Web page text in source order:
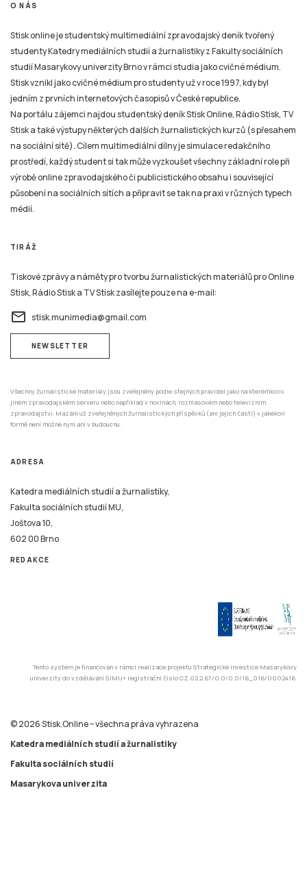
O NÁS
Stisk online je studentský multimediální zpravodajský deník tvořený
studenty Katedry mediálních studií a žurnalistiky z Fakulty sociálních
studií Masarykovy univerzity Brno v rámci studia jako cvičné médium.
Stisk vznikl jako cvičné médium pro studenty už v roce 1997, kdy byl
jedním z prvních internetových časopisů v České republice.
Na portálu zájemci najdou studentský deník Stisk Online, Rádio Stisk, TV
Stisk a také výstupy některých dalších žurnalistických kurzů (s přesahem
na sociální sítě). Cílem multimediální dílny je simulace redakčního
prostředí, každý student si tak může vyzkoušet všechny základní role při
výrobě online zpravodajského či publicistického obsahu i související
působení na sociálních sítích a připravit se tak na praxi v různých typech
médií.
TIRÁŽ
Tiskové zprávy a náměty pro tvorbu žurnalistických materiálů pro Online
Stisk, Rádio Stisk a TV Stisk zasílejte pouze na e-mail:
email stisk.munimedia@gmail.com
NEWSLETTER
Všechny žurnalistické materiály jsou zveřejněny podle stejných pravidel jako na kterémkoliv
jiném zpravodajském serveru nebo například v novinách, rozhlasovém nebo televizním
zpravodajství. Mazání už zveřejněných žurnalistických příspěvků (ani jejich částí) v jakékoli
formě není možné nyní ani v budoucnu.
ADRESA
Katedra mediálních studií a žurnalistiky,
Fakulta sociálních studií MU,
Joštova 10,
602 00 Brno
REDAKCE
Tento systém je financován v rámci realizace projektu Strategické investice Masarykovy
univerzity do vzdělávání SIMU+ registrační číslo CZ.02.2.67/0.0/0.0/16_016/0002416.
© 2026 Stisk.Online – všechna práva vyhrazena
Katedra mediálních studií a žurnalistiky
Fakulta sociálních studií
Masarykova univerzita